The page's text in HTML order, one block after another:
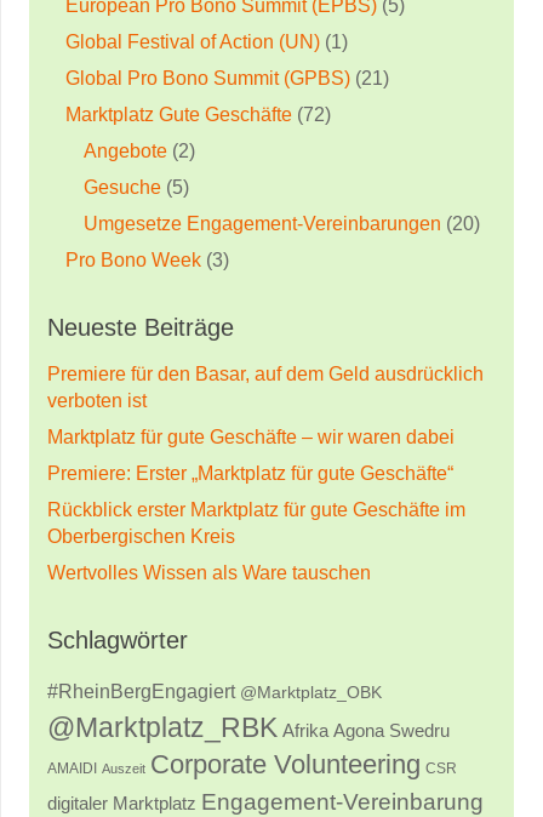
European Pro Bono Summit (EPBS) (5)
Global Festival of Action (UN) (1)
Global Pro Bono Summit (GPBS) (21)
Marktplatz Gute Geschäfte (72)
Angebote (2)
Gesuche (5)
Umgesetze Engagement-Vereinbarungen (20)
Pro Bono Week (3)
Neueste Beiträge
Premiere für den Basar, auf dem Geld ausdrücklich
verboten ist
Marktplatz für gute Geschäfte – wir waren dabei
Premiere: Erster „Marktplatz für gute Geschäfte“
Rückblick erster Marktplatz für gute Geschäfte im
Oberbergischen Kreis
Wertvolles Wissen als Ware tauschen
Schlagwörter
#RheinBergEngagiert @Marktplatz_OBK
@Marktplatz_RBK Afrika Agona Swedru
AMAIDI Auszeit Corporate Volunteering CSR
digitaler Marktplatz Engagement-Vereinbarung